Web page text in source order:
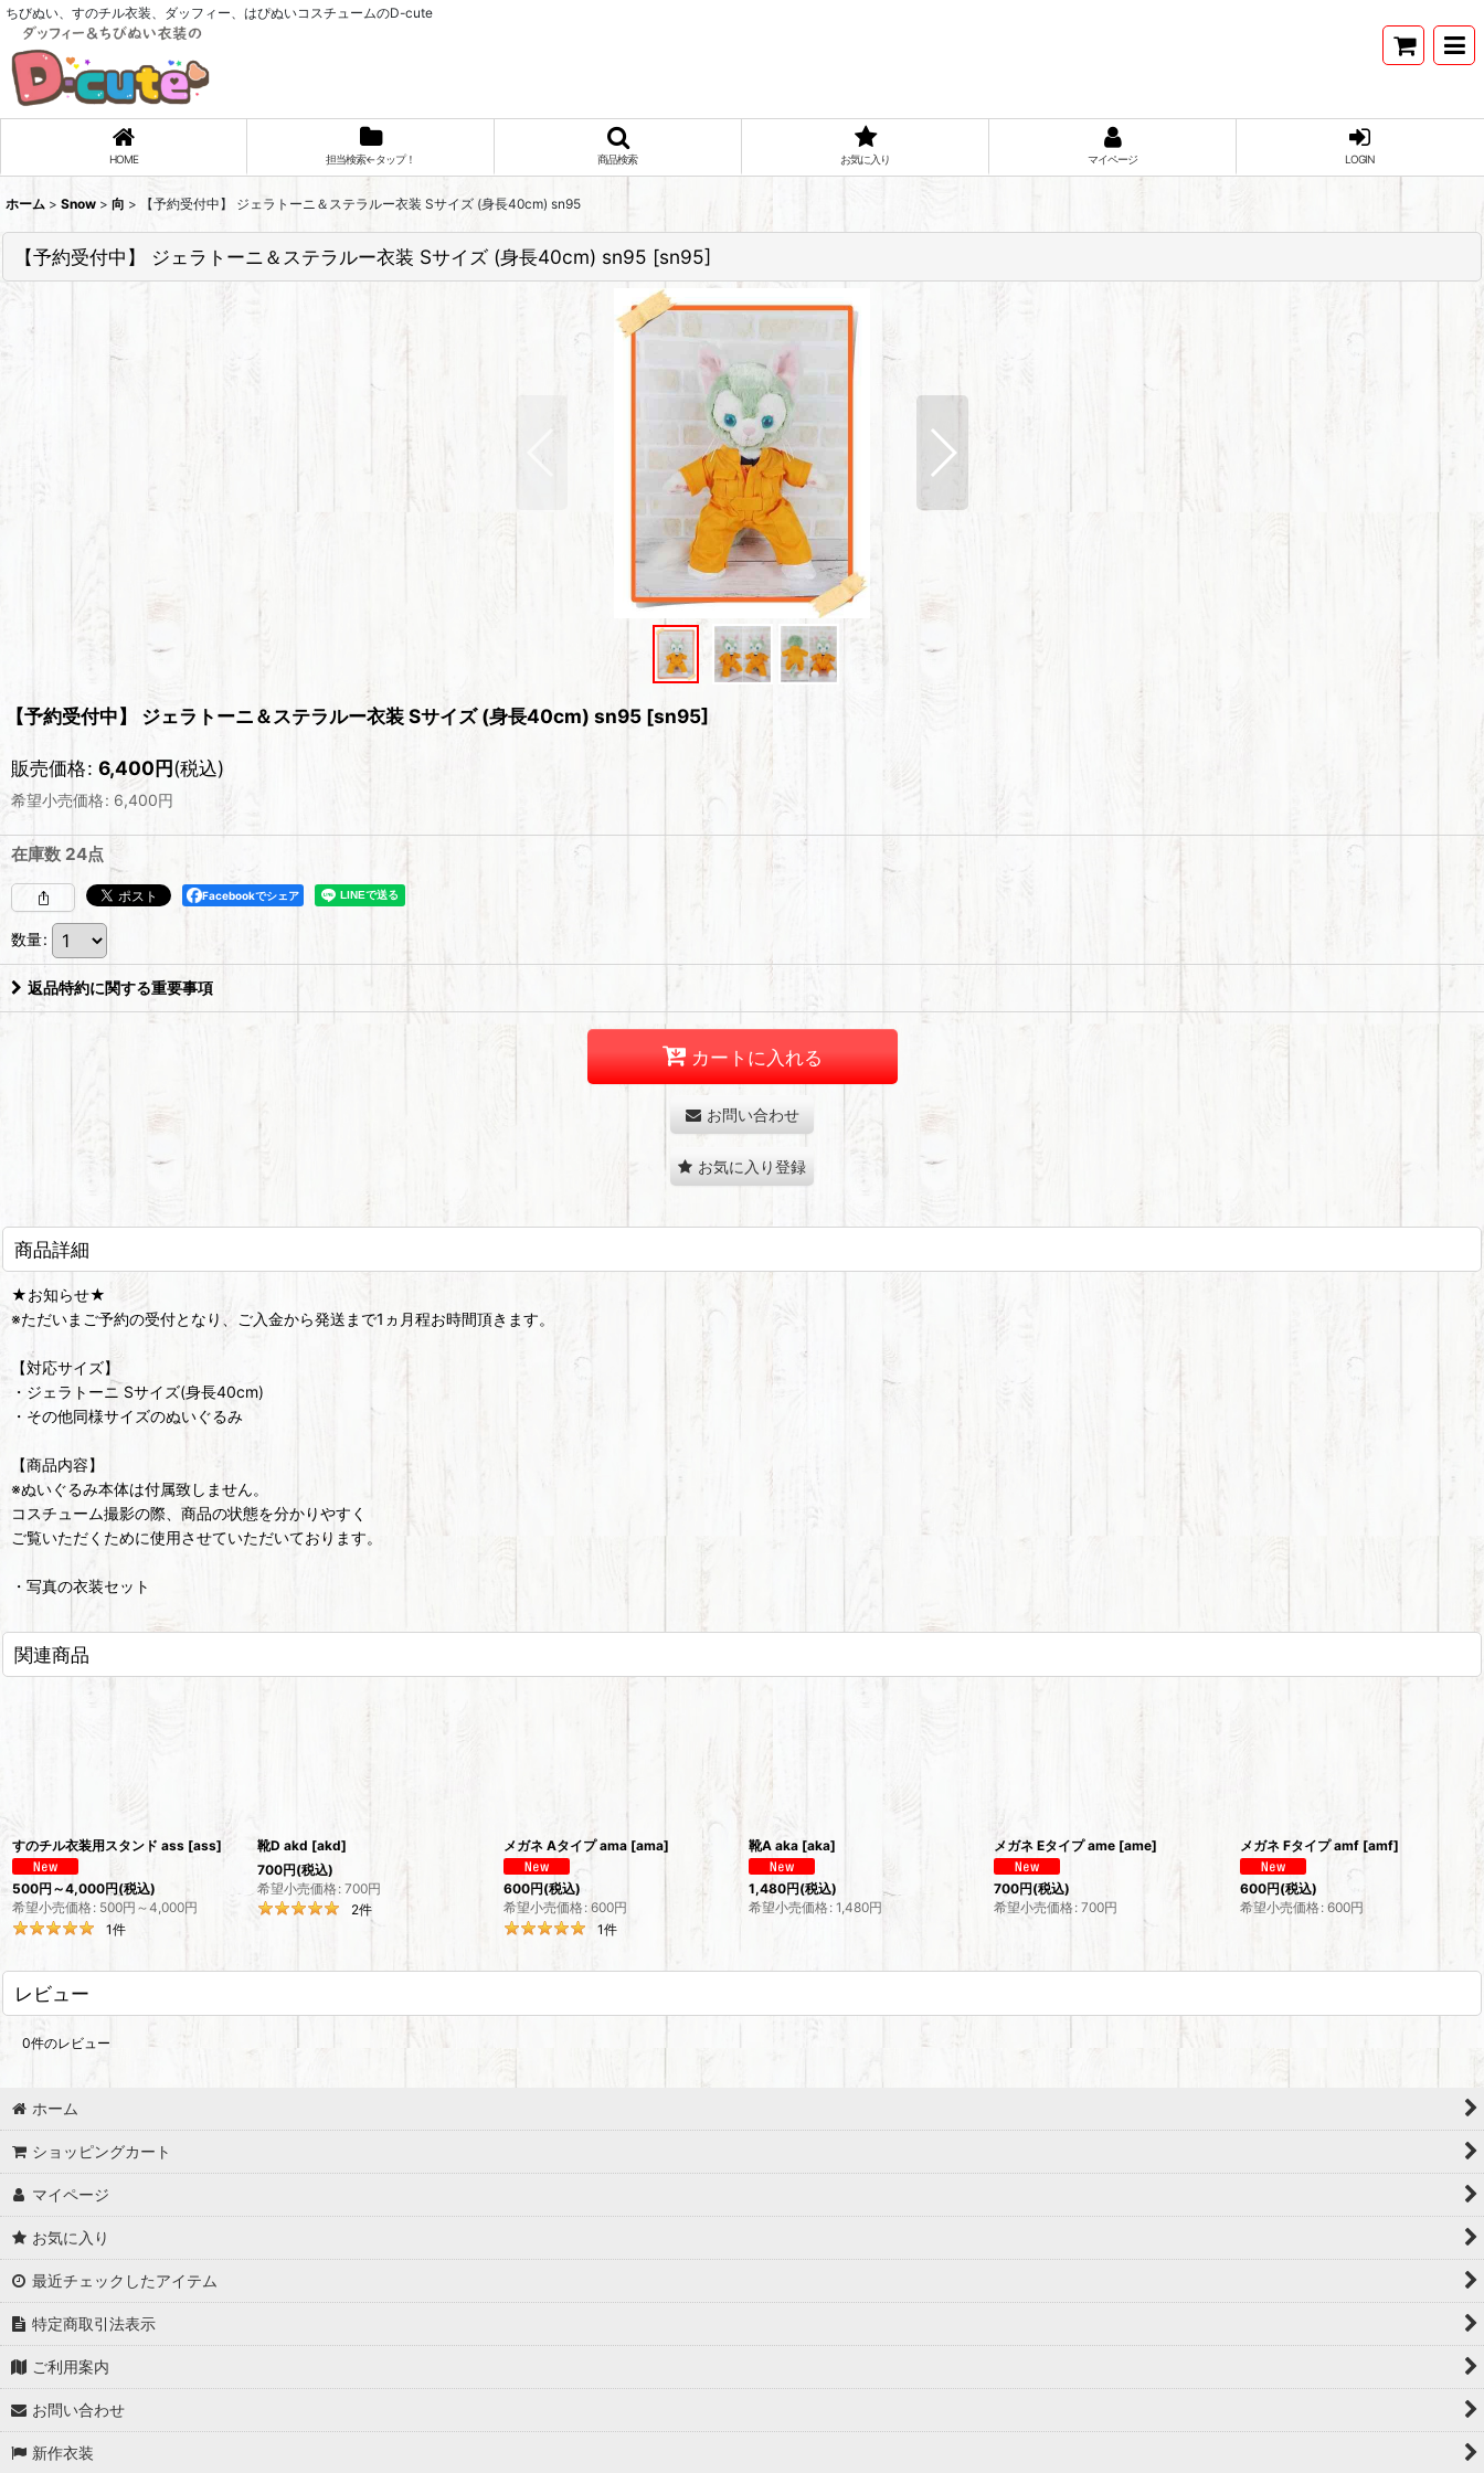
ちびぬい、すのチル衣装、ダッフィー、はぴぬいコスチュームのD-cute
HOME 担当検索←タップ！ 商品検索 お気に入り マイページ LOGIN
ホーム > Snow > 向 > 【予約受付中】 ジェラトーニ＆ステラルー衣装 Sサイズ (身長40cm) sn95
【予約受付中】 ジェラトーニ＆ステラルー衣装 Sサイズ (身長40cm) sn95 [sn95]
【予約受付中】 ジェラトーニ＆ステラルー衣装 Sサイズ (身長40cm) sn95 [sn95]
販売価格: 6,400円(税込)
希望小売価格: 6,400円
在庫数 24点
Facebookでシェア
数量:
返品特約に関する重要事項
カートに入れる
お問い合わせ
お気に入り登録
商品詳細
★お知らせ★
※ただいまご予約の受付となり、ご入金から発送まで1ヵ月程お時間頂きます。
【対応サイズ】
・ジェラトーニ Sサイズ(身長40cm)
・その他同様サイズのぬいぐるみ
【商品内容】
※ぬいぐるみ本体は付属致しません。
コスチューム撮影の際、商品の状態を分かりやすく
ご覧いただくために使用させていただいております。
・写真の衣装セット
関連商品
すのチル衣装用スタンド ass [ass]
500円 ～4,000円(税込)
希望小売価格: 500円 ～4,000円
1件
靴D akd [akd]
700円(税込)
希望小売価格: 700円
2件
メガネ Aタイプ ama [ama]
600円(税込)
希望小売価格: 600円
1件
靴A aka [aka]
1,480円(税込)
希望小売価格: 1,480円
メガネ Eタイプ ame [ame]
700円(税込)
希望小売価格: 700円
メガネ Fタイプ amf [amf]
600円(税込)
希望小売価格: 600円
レビュー
0件のレビュー
ホーム
ショッピングカート
マイページ
お気に入り
最近チェックしたアイテム
特定商取引法表示
ご利用案内
お問い合わせ
新作衣装